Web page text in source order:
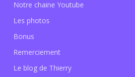
Notre chaine Youtube
Les photos
Bonus
Remerciement
Le blog de Thierry